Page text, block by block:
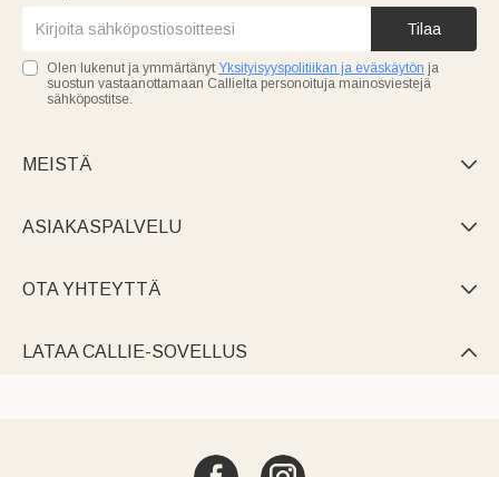
Tilaa
Olen lukenut ja ymmärtänyt Yksityisyyspolitiikan ja eväskäytön ja
suostun vastaanottamaan Callielta personoituja mainosviestejä
sähköpostitse.
MEISTÄ 
ASIAKASPALVELU 
OTA YHTEYTTÄ 
LATAA CALLIE-SOVELLUS 